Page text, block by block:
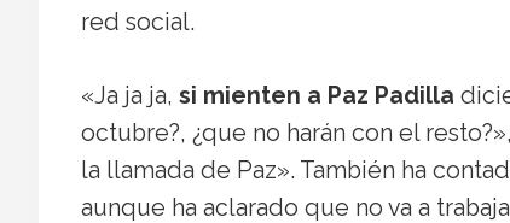
red social.
«Ja ja ja, si mienten a Paz Padilla
octubre?, ¿que no harán con el
la llamada de Paz». También ha
aunque ha aclarado que no va a